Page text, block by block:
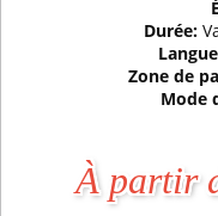
Durée:
Zone de
Mode
À partir